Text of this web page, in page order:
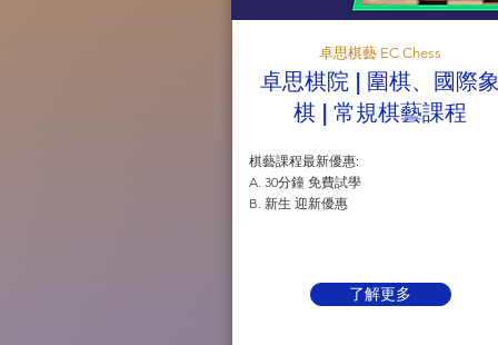
卓思棋藝 EC Chess
卓思棋院 | 圍棋、國際
棋 | 常規棋藝課程
棋藝課程最新優惠:
A. 30分鐘 免費試學
B. 新生 迎新優惠
了解更多